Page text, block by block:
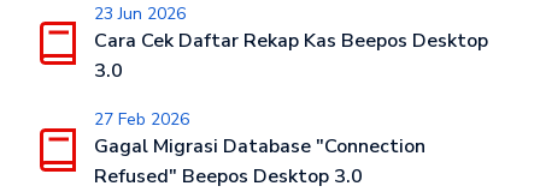
23 Jun 2026
Cara Cek Daftar Rekap Kas Beepos Desktop
3.0
27 Feb 2026
Gagal Migrasi Database "Connection
Refused" Beepos Desktop 3.0